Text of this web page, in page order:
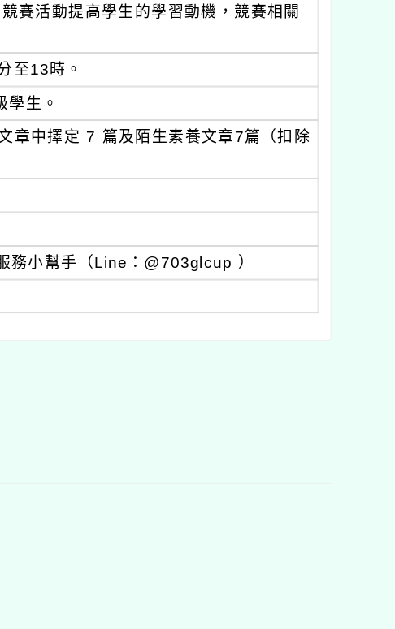
賽活動提高學生的學習動機，競賽相關
至13時。
生。
章中擇定 7 篇及陌生素養文章7篇（扣除
務小幫手（Line：@703glcup ）